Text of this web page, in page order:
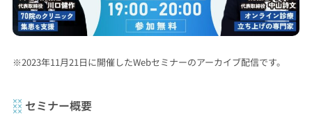
※2023年11月21日に開催したWebセミナーのアーカイブ配信です。
セミナー概要